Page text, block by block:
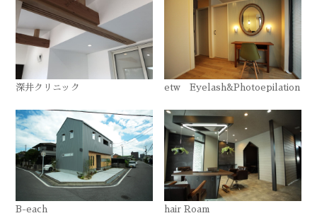
深井クリニック etw Eyelash&Photoepilation
B-each hair Roam